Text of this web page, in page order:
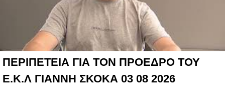
ΠΕΡΙΠΕΤΕΙΑ ΓΙΑ ΤΟΝ ΠΡΟΕΔΡΟ ΤΟΥ
Ε.Κ.Λ ΓΙΑΝΝΗ ΣΚΟΚΑ 03 08 2026